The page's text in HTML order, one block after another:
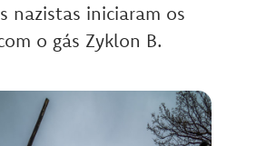
nazistas iniciaram os
o gás Zyklon B.